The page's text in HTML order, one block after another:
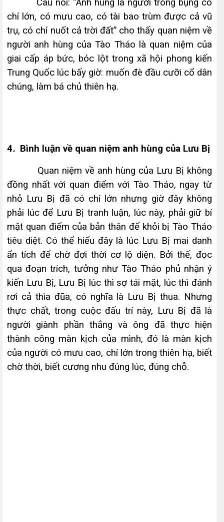
Câu nói: “Anh hùng là người trong bụng có
chí lớn, có m­ưu cao, có tài bao trùm được cả vũ
trụ, có chí nuốt cả trời đất” cho thấy quan niệm về
người anh hùng của Tào Tháo là quan niệm của
giai cấp áp bức, bóc lột trong xã hội phong kiến
Trung Quốc lúc bấy giờ: muốn đè đầu c­ưỡi cổ dân
chúng, làm bá chủ thiên hạ.
4. Bình luận về quan niệm anh hùng của Lưu Bị
Quan niệm về anh hùng của Lưu Bị không
đồng nhất với quan điểm với Tào Tháo, ngay từ
nhỏ Lưu Bị đã có chí lớn nhưng giờ đây không
phải lúc để Lưu Bị tranh luận, lúc này, phải giữ bí
mật quan điểm của bản thân để khỏi bị Tào Tháo
tiêu diệt. Có thể hiểu đây là lúc Lưu Bị mai danh
ẩn tích để chờ đợi thời cơ lộ diện. Bởi thế, đọc
qua đoạn trích, tưởng như Tào Tháo phủ nhận ý
kiến Lưu Bị, Lưu Bị lúc thì sợ tái mặt, lúc thì đánh
rơi cả thìa đũa, có nghĩa là Lưu Bị thua. Nhưng
thực chất, trong cuộc đấu trí này, Lưu Bị đã là
người giành phần thắng và ông đã thực hiện
thành công màn kịch của mình, đó là màn kịch
của người có mư­u cao, chí lớn trong thiên hạ, biết
chờ thời, biết cương nhu đúng lúc, đúng chỗ.